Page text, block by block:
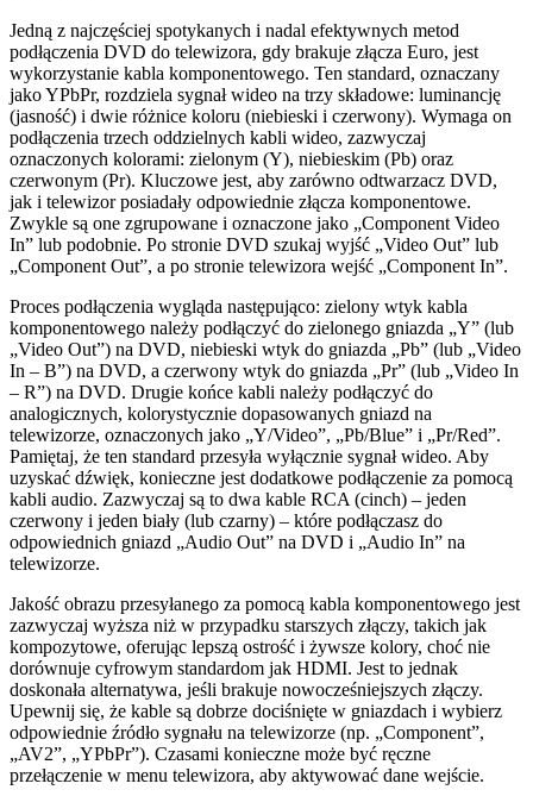
Jedną z najczęściej spotykanych i nadal efektywnych metod
podłączenia DVD do telewizora, gdy brakuje złącza Euro, jest
wykorzystanie kabla komponentowego. Ten standard, oznaczany
jako YPbPr, rozdziela sygnał wideo na trzy składowe: luminancję
(jasność) i dwie różnice koloru (niebieski i czerwony). Wymaga on
podłączenia trzech oddzielnych kabli wideo, zazwyczaj
oznaczonych kolorami: zielonym (Y), niebieskim (Pb) oraz
czerwonym (Pr). Kluczowe jest, aby zarówno odtwarzacz DVD,
jak i telewizor posiadały odpowiednie złącza komponentowe.
Zwykle są one zgrupowane i oznaczone jako „Component Video
In” lub podobnie. Po stronie DVD szukaj wyjść „Video Out” lub
„Component Out”, a po stronie telewizora wejść „Component In”.
Proces podłączenia wygląda następująco: zielony wtyk kabla
komponentowego należy podłączyć do zielonego gniazda „Y” (lub
„Video Out”) na DVD, niebieski wtyk do gniazda „Pb” (lub „Video
In – B”) na DVD, a czerwony wtyk do gniazda „Pr” (lub „Video In
– R”) na DVD. Drugie końce kabli należy podłączyć do
analogicznych, kolorystycznie dopasowanych gniazd na
telewizorze, oznaczonych jako „Y/Video”, „Pb/Blue” i „Pr/Red”.
Pamiętaj, że ten standard przesyła wyłącznie sygnał wideo. Aby
uzyskać dźwięk, konieczne jest dodatkowe podłączenie za pomocą
kabli audio. Zazwyczaj są to dwa kable RCA (cinch) – jeden
czerwony i jeden biały (lub czarny) – które podłączasz do
odpowiednich gniazd „Audio Out” na DVD i „Audio In” na
telewizorze.
Jakość obrazu przesyłanego za pomocą kabla komponentowego jest
zazwyczaj wyższa niż w przypadku starszych złączy, takich jak
kompozytowe, oferując lepszą ostrość i żywsze kolory, choć nie
dorównuje cyfrowym standardom jak HDMI. Jest to jednak
doskonała alternatywa, jeśli brakuje nowocześniejszych złączy.
Upewnij się, że kable są dobrze dociśnięte w gniazdach i wybierz
odpowiednie źródło sygnału na telewizorze (np. „Component”,
„AV2”, „YPbPr”). Czasami konieczne może być ręczne
przełączenie w menu telewizora, aby aktywować dane wejście.